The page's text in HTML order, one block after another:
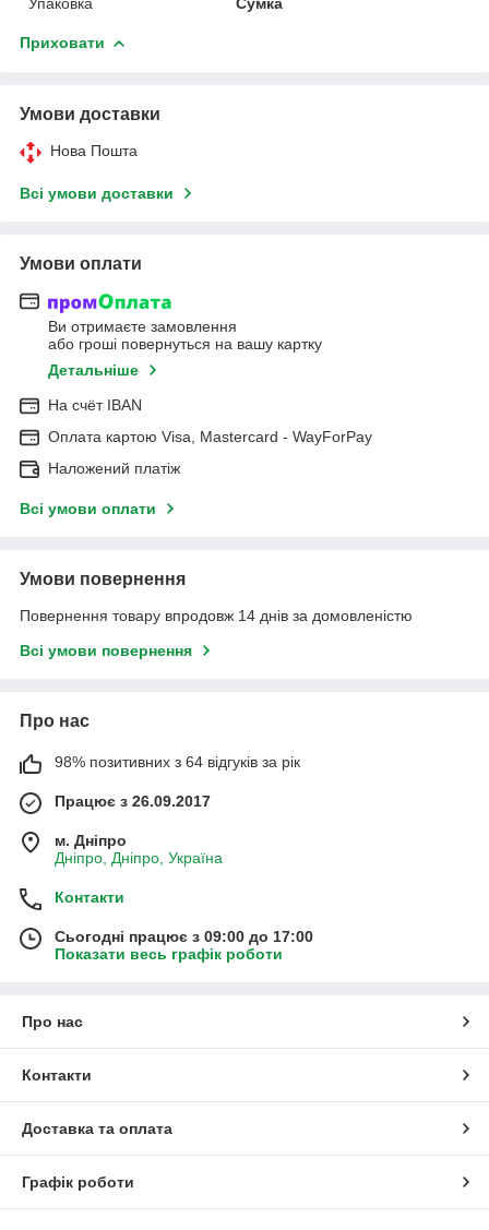
Приховати
Умови доставки
Нова Пошта
Всі умови доставки
Умови оплати
Ви отримаєте замовлення
або гроші повернуться на вашу картку
Детальніше
На cчёт IBAN
Оплата картою Visa, Mastercard - WayForPay
Наложений платіж
Всі умови оплати
Умови повернення
Повернення товару впродовж 14 днів за домовленістю
Всі умови повернення
Про нас
98% позитивних з 64 відгуків за рік
Працює з 26.09.2017
м. Дніпро
Дніпро, Дніпро, Україна
Контакти
Сьогодні працює з 09:00 до 17:00
Показати весь графік роботи
Про нас
Контакти
Доставка та оплата
Графік роботи